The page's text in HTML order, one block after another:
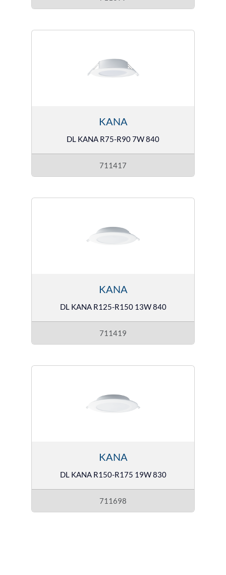
KANA
DL KANA R75-R90 7W 840
711417
KANA
DL KANA R125-R150 13W 840
711419
KANA
DL KANA R150-R175 19W 830
711698